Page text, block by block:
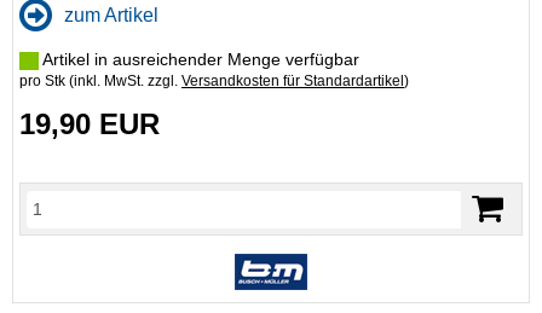
zum Artikel
Artikel in ausreichender Menge verfügbar
pro Stk (inkl. MwSt. zzgl. Versandkosten für Standardartikel )
19,90 EUR